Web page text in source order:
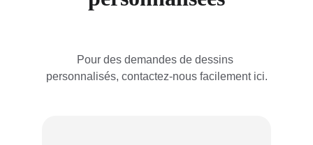
Pour des demandes de dessins
personnalisés, contactez-nous facilement ici.